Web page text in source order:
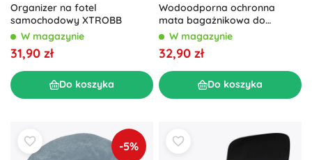
Organizer na fotel
samochodowy XTROBB
W magazynie
31,90 zł
Do koszyka
Wodoodporna ochronna
mata bagażnikowa do
samochodu dla psów i kotów
180 × 105 cm
W magazynie
32,90 zł
Do koszyka
-5%